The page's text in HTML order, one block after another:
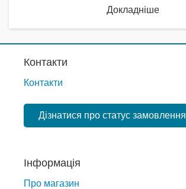
Докладніше
Контакти
Контакти
Дізнатися про статус замовлення
Інформація
Про магазин